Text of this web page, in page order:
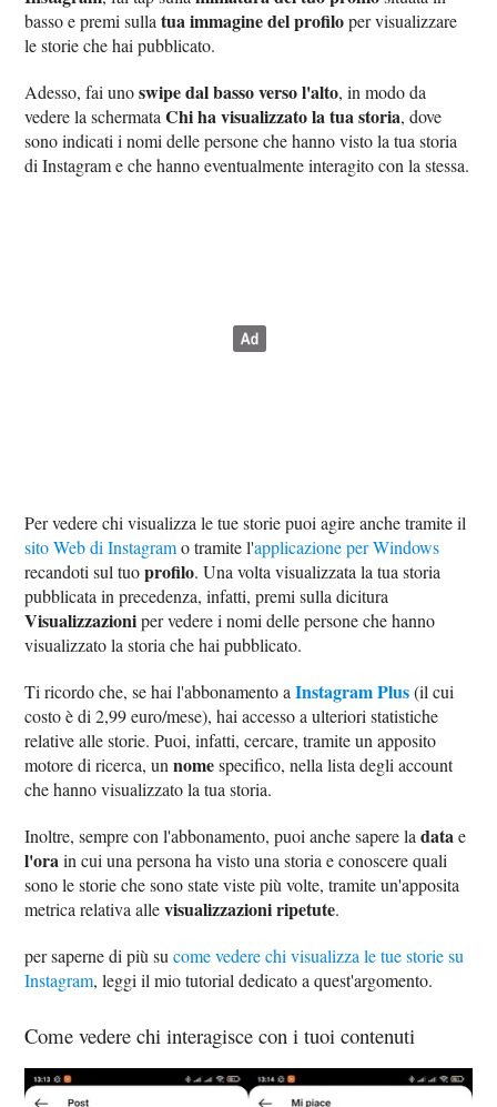
basso e premi sullatua immagine del profiloper visualizzare
le storie che hai pubblicato.
Adesso, fai unoswipe dal basso verso l'alto, in modo da
vedere la schermataChi ha visualizzato la tua storia, dove
sono indicati i nomi delle persone che hanno visto la tua storia
di Instagram e che hanno eventualmente interagito con la stessa.
Per vedere chi visualizza le tue storie puoi agire anche tramite il
sito Web di Instagramo tramite l'applicazione per Windows
recandoti sul tuoprofilo. Una volta visualizzata la tua storia
pubblicata in precedenza, infatti, premi sulla dicitura
Visualizzazioniper vedere i nomi delle persone che hanno
visualizzato la storia che hai pubblicato.
Ti ricordo che, se hai l'abbonamento aInstagram Plus(il cui
costo è di 2,99 euro/mese), hai accesso a ulteriori statistiche
relative alle storie. Puoi, infatti, cercare, tramite un apposito
motore di ricerca, unnomespecifico, nella lista degli account
che hanno visualizzato la tua storia.
Inoltre, sempre con l'abbonamento, puoi anche sapere ladatae
l'orain cui una persona ha visto una storia e conoscere quali
sono le storie che sono state viste più volte, tramite un'apposita
metrica relativa allevisualizzazioni ripetute.
per saperne di più sucome vedere chi visualizza le tue storie su
Instagram, leggi il mio tutorial dedicato a quest'argomento.
Come vedere chi interagisce con i tuoi contenuti